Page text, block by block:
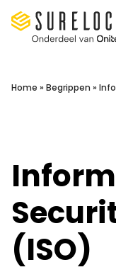
Surelock IT Security
Home » Begrippen »
(ISO)